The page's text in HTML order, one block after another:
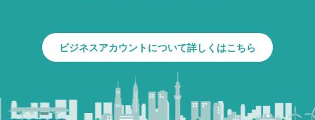
ビジネスアカウントについて詳しくはこちら